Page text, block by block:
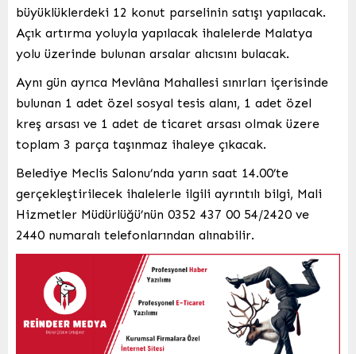
büyüklüklerdeki 12 konut parselinin satışı yapılacak.
Açık artırma yoluyla yapılacak ihalelerde Malatya
yolu üzerinde bulunan arsalar alıcısını bulacak.
Aynı gün ayrıca Mevlâna Mahallesi sınırları içerisinde
bulunan 1 adet özel sosyal tesis alanı, 1 adet özel
kreş arsası ve 1 adet de ticaret arsası olmak üzere
toplam 3 parça taşınmaz ihaleye çıkacak.
Belediye Meclis Salonu’nda yarın saat 14.00’te
gerçekleştirilecek ihalelerle ilgili ayrıntılı bilgi, Mali
Hizmetler Müdürlüğü’nün 0352 437 00 54/2420 ve
2440 numaralı telefonlarından alınabilir.